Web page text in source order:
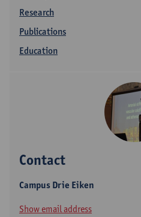
Research
Publications
Education
Contact
Campus Drie Eiken
Show email address